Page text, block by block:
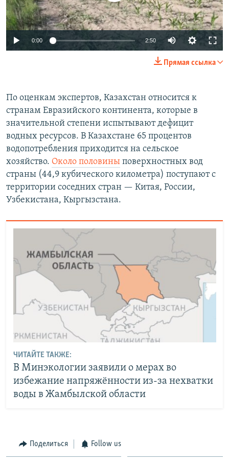
720p 1080p
0:00 2:50
720p
1080p
Прямая ссылка
По оценкам экспертов, Казахстан относится к
странам Евразийского континента, кото­рые в
значительной степени испытывают дефи­цит
водных ресурсов. В Казахстане 65 процентов
водопотребления приходится на сельское
хозяйство. Около половины поверхностных вод
страны (44,9 кубического километра) поступают с
территории соседних стран — Китая, России,
Узбекистана, Кыргызстана.
ЧИТАЙТЕ ТАКЖЕ:
В Минэкологии заявили о мерах во
избежание напряжённости из-за нехватки
воды в Жамбылской области
Поделиться Follow us